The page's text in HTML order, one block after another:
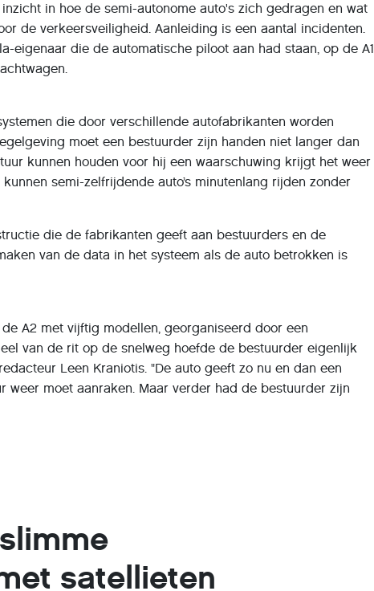
in hoe de semi-autonome auto's zich gedragen en wat
de verkeersveiligheid. Aanleiding is een aantal incidenten.
eigenaar die de automatische piloot aan had staan, op de A1
die door verschillende autofabrikanten worden
moet een bestuurder zijn handen niet langer dan
kunnen houden voor hij een waarschuwing krijgt het weer
semi-zelfrijdende auto’s minutenlang rijden zonder
die de fabrikanten geeft aan bestuurders en de
van de data in het systeem als de auto betrokken is
A2 met vijftig modellen, georganiseerd door een
van de rit op de snelweg hoefde de bestuurder eigenlijk
Leen Kraniotis. "De auto geeft zo nu en dan een
weer moet aanraken. Maar verder had de bestuurder zijn
satellieten